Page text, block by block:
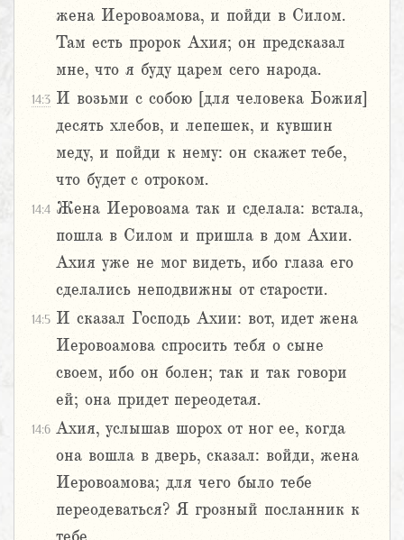
жена Иеровоамова, и пойди в Силом.
Там есть пророк Ахия; он предсказал
мне, что я буду царем сего народа.
14:3 И возьми с собою [для человека Божия]
десять хлебов, и лепешек, и кувшин
меду, и пойди к нему: он скажет тебе,
что будет с отроком.
14:4 Жена Иеровоама так и сделала: встала,
пошла в Силом и пришла в дом Ахии.
Ахия уже не мог видеть, ибо глаза его
сделались неподвижны от старости.
14:5 И сказал Господь Ахии: вот, идет жена
Иеровоамова спросить тебя о сыне
своем, ибо он болен; так и так говори
ей; она придет переодетая.
14:6 Ахия, услышав шорох от ног ее, когда
она вошла в дверь, сказал: войди, жена
Иеровоамова; для чего было тебе
переодеваться? Я грозный посланник к